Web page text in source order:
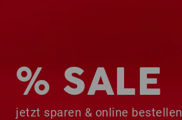
% SALE
jetzt sparen & online bestellen